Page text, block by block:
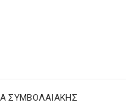
ΣΥΜΒΟΛΑΙΑΚΗΣ